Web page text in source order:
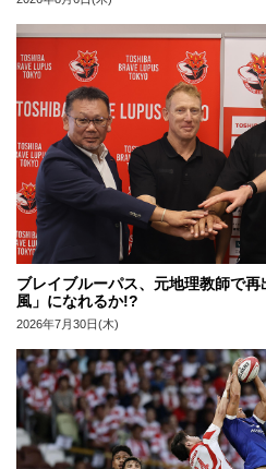
ブレイブルーパス、元地理教師で
風」になれるか!?
2026年7月30日(木)